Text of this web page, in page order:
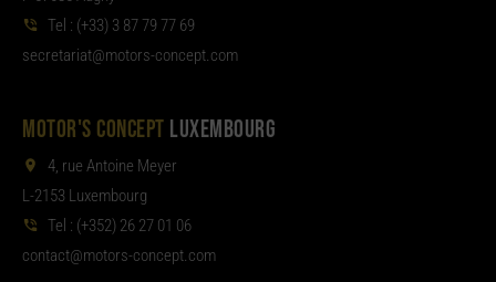
Tel : (+33) 3 87 79 77 69
moc.tpecnoc-sro
tom@tair
aterces
MOTOR'S CONCEPT LUXEMBOURG
4, rue Antoine Meyer
L-2153 Luxembourg
Tel : (+352) 26 27 01 06
moc.tpecnoc-sro
tom@tcat
noc